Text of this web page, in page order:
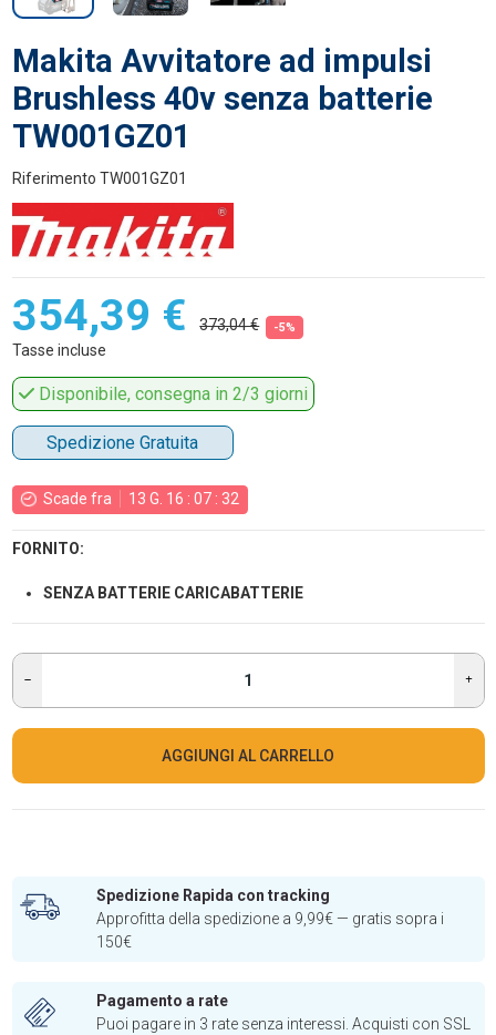
Makita Avvitatore ad impulsi
Brushless 40v senza batterie
TW001GZ01
Riferimento TW001GZ01
354,39 € 373,04 € -5%
Tasse incluse
Disponibile, consegna in 2/3 giorni
Spedizione Gratuita
Scade fra 13 G. 16 : 07: 31
FORNITO:
SENZA BATTERIE CARICABATTERIE
AGGIUNGI AL CARRELLO
Spedizione Rapida con tracking
Approfitta della spedizione a 9,99€ — gratis sopra i
150€
Pagamento a rate
Puoi pagare in 3 rate senza interessi. Acquisti con SSL